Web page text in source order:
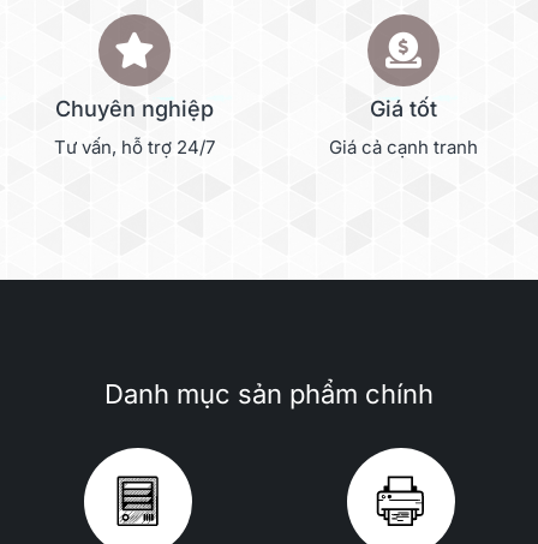
Chuyên nghiệp
Tư vấn, hỗ trợ 24/7
Giá tốt
Giá cả cạnh tranh
Danh mục sản phẩm chính